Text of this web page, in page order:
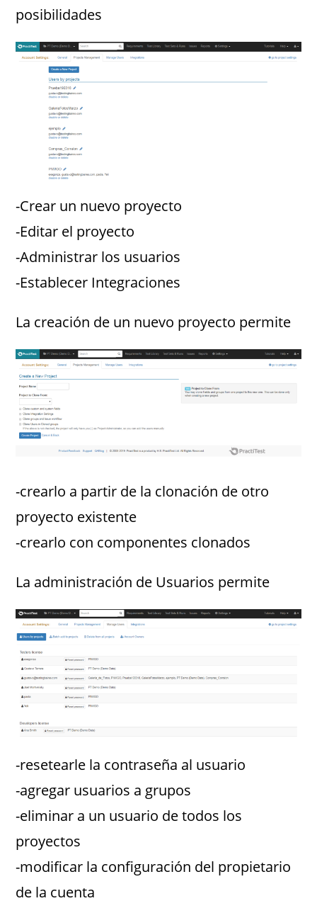
posibilidades
-Crear un nuevo proyecto
-Editar el proyecto
-Administrar los usuarios
-Establecer Integraciones
La creación de un nuevo proyecto permite
-crearlo a partir de la clonación de otro
proyecto existente
-crearlo con componentes clonados
La administración de Usuarios permite
-resetearle la contraseña al usuario
-agregar usuarios a grupos
-eliminar a un usuario de todos los
proyectos
-modificar la configuración del propietario
de la cuenta